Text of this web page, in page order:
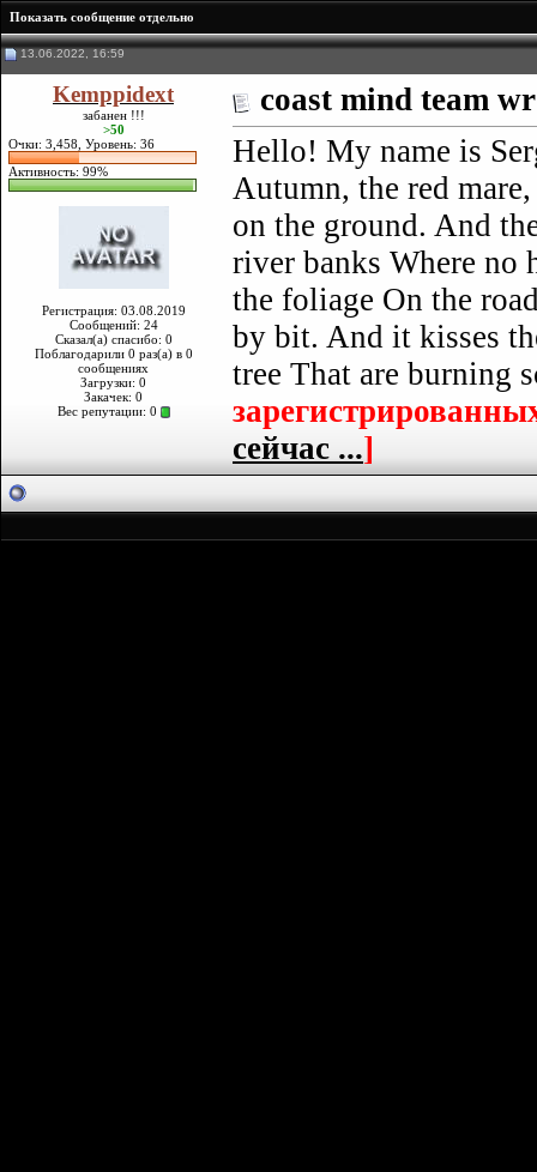
Показать сообщение отдельно
13.06.2022, 16:59
Kemppidext
забанен !!!
>50
Очки: 3,458, Уровень: 36
Активность: 99%
Регистрация: 03.08.2019
Сообщений: 24
Сказал(а) спасибо: 0
Поблагодарили 0 раз(а) в 0
сообщениях
Загрузки: 0
Закачек: 0
Вес репутации: 0
coast mind team
Hello! My name is
Autumn, the red
on the ground. And
river banks Where no
the foliage On the
by bit. And it kisses
tree That are burning
сейчас ...]